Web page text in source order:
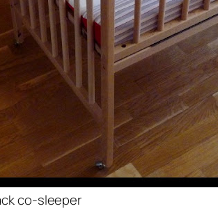
co-sleeper